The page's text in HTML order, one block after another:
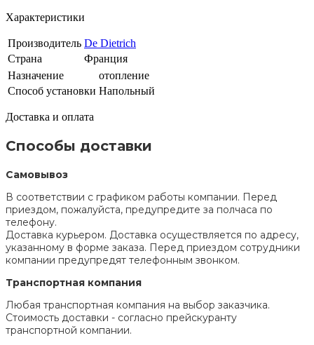
Характеристики
Производитель De Dietrich
Страна
Франция
Назначение
отопление
Способ установки Напольный
Доставка и оплата
Способы доставки
Самовывоз
В соответствии с графиком работы компании. Перед
приездом, пожалуйста, предупредите за полчаса по
телефону.
Доставка курьером. Доставка осуществляется по адресу,
указанному в форме заказа. Перед приездом сотрудники
компании предупредят телефонным звонком.
Транспортная компания
Любая транспортная компания на выбор заказчика.
Стоимость доставки - согласно прейскуранту
транспортной компании.